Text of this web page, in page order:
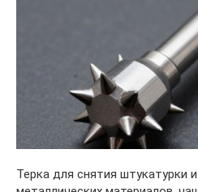
Терка для снятия штукатурки